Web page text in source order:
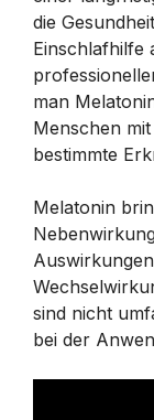
die
Einschlafhilfe
man
Menschen
bestimmte
Melatonin
sind nicht
bei der